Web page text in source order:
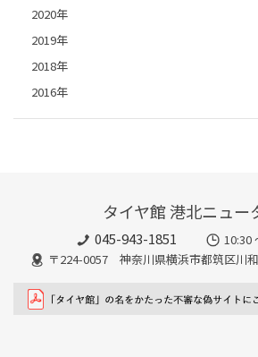
2020年
2019年
2018年
2016年
タイヤ館 港北ニュー
045-943-1851
10:30
〒224-0057 神奈川県横浜市都筑区川